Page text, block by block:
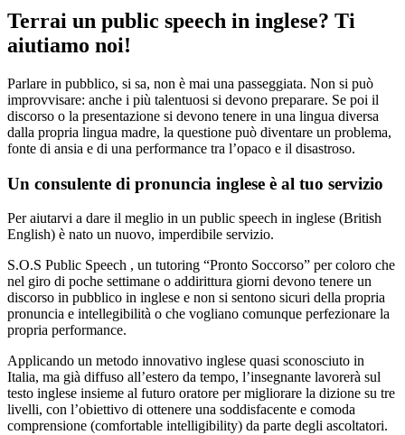
Terrai un public speech in inglese? Ti
aiutiamo noi!
Parlare in pubblico, si sa, non è mai una passeggiata. Non si può
improvvisare: anche i più talentuosi si devono preparare. Se poi il
discorso o la presentazione si devono tenere in una lingua diversa
dalla propria lingua madre, la questione può diventare un problema,
fonte di ansia e di una performance tra l’opaco e il disastroso.
Un consulente di pronuncia inglese è al tuo servizio
Per aiutarvi a dare il meglio in un public speech in inglese (British
English) è nato un nuovo, imperdibile servizio.
S.O.S Public Speech , un tutoring “Pronto Soccorso” per coloro che
nel giro di poche settimane o addirittura giorni devono tenere un
discorso in pubblico in inglese e non si sentono sicuri della propria
pronuncia e intellegibilità o che vogliano comunque perfezionare la
propria performance.
Applicando un metodo innovativo inglese quasi sconosciuto in
Italia, ma già diffuso all’estero da tempo, l’insegnante lavorerà sul
testo inglese insieme al futuro oratore per migliorare la dizione su tre
livelli, con l’obiettivo di ottenere una soddisfacente e comoda
comprensione (comfortable intelligibility) da parte degli ascoltatori.